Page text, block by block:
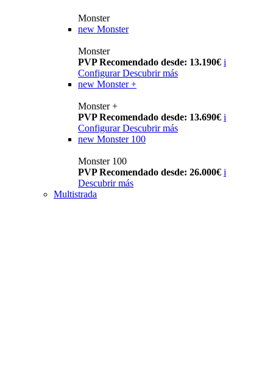
Monster
new Monster
Monster
PVP Recomendado desde: 13.190€ i
Configurar Descubrir más
new Monster +
Monster +
PVP Recomendado desde: 13.690€ i
Configurar Descubrir más
new Monster 100
Monster 100
PVP Recomendado desde: 26.000€ i
Descubrir más
Multistrada